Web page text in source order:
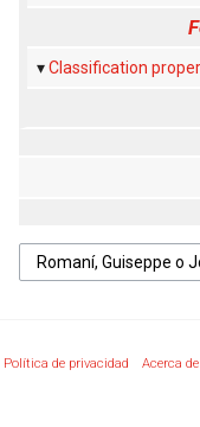
Classification
Política de privacidad Acerca